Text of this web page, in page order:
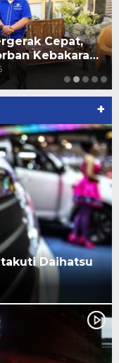
Cepat,
Kebakara…
+
Daihatsu